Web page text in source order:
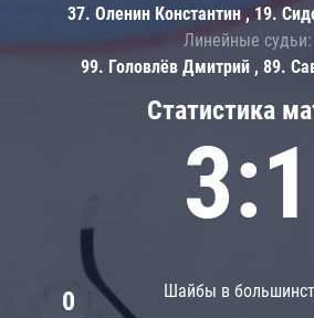
Статистика
3:1
Шайбы в
0
37. Оленин Константин , 19.
Линейные судьи:
99. Головлёв Дмитрий , 89.